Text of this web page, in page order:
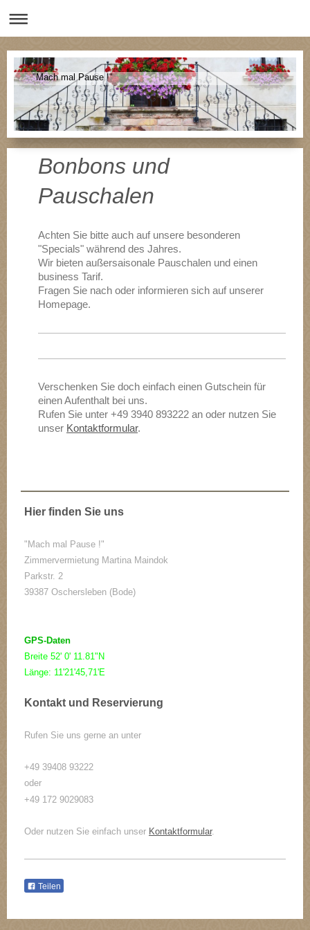
"Mach mal Pause !"
Bonbons und
Pauschalen
Achten Sie bitte auch auf unsere besonderen
"Specials" während des Jahres.
Wir bieten außersaisonale Pauschalen und einen
business Tarif.
Fragen Sie nach oder informieren sich auf unserer
Homepage.
Verschenken Sie doch einfach einen Gutschein für
einen Aufenthalt bei uns.
Rufen Sie unter +49 3940 893222 an oder nutzen Sie
unser Kontaktformular.
Hier finden Sie uns
"Mach mal Pause !"
Zimmervermietung Martina Maindok
Parkstr. 2
39387 Oschersleben (Bode)
GPS-Daten
Breite 52' 0' 11.81"N
Länge: 11'21'45,71'E
Kontakt und Reservierung
Rufen Sie uns gerne an unter
+49 39408 93222
oder
+49 172 9029083
Oder nutzen Sie einfach unser Kontaktformular.
Teilen